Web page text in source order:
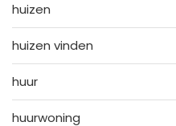
huizen
huizen vinden
huur
huurwoning